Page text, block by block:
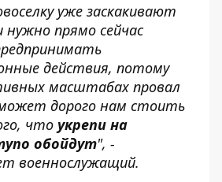
уже заскакивают
прямо сейчас
действия, потому
масштабах провал
дорого нам стоить
что укрепи на
обойдут", -
военнослужащий.